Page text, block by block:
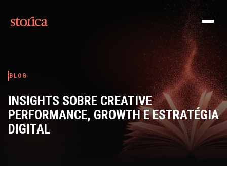
BLOG
INSIGHTS SOBRE CREATIVE
PERFORMANCE, GROWTH E ESTRATÉGIA
DIGITAL